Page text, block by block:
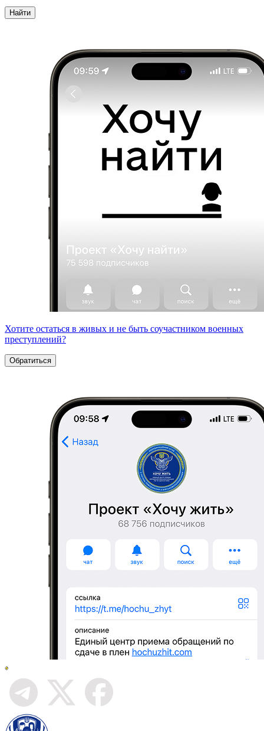
Найти
Хотите остаться в живых и не быть соучастником военных
преступлений?
Обратиться